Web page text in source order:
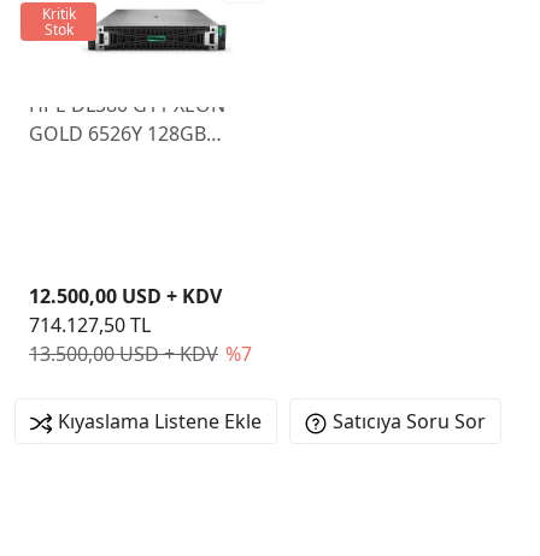
HPE DL380 G11 XEON
GOLD 6526Y 128GB
13.500,00 USD + KDV %7
12.500,00 USD + KDV
714.127,50 TL
Kritik
Stok
Kıyaslama Listene Ekle Satıcıya Soru Sor